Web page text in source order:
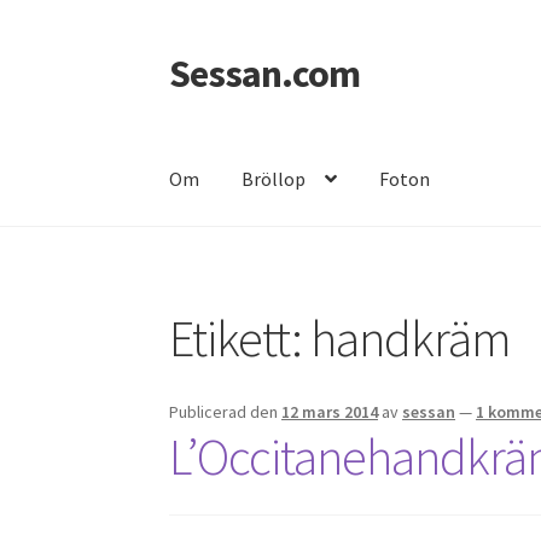
Hoppa
till
Hoppa
till
Sessan.com
Om Bröllop Foton
Etikett: handkräm
Publicerad den 12 mars 2014 av sessan — 1